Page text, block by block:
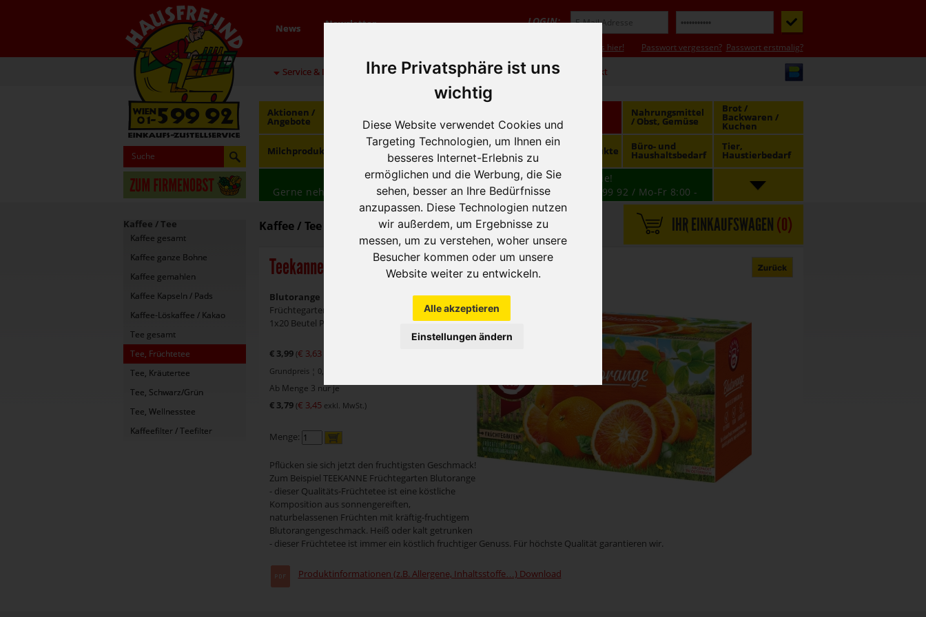
Ihre Privatsphäre ist uns
wichtig
Diese Website verwendet Cookies und
Targeting Technologien, um Ihnen ein
besseres Internet-Erlebnis zu
ermöglichen und die Werbung, die Sie
sehen, besser an Ihre Bedürfnisse
anzupassen. Diese Technologien nutzen
wir außerdem, um Ergebnisse zu
messen, um zu verstehen, woher unsere
Besucher kommen oder um unsere
Website weiter zu entwickeln.
Alle akzeptieren
Einstellungen ändern
News Newsletter LOGIN:
Neukunde? Infos hier! Passwort vergessen? Passwort erstmalig?
Service & Infos 01 / 599 92 office@hausfreund.at Kontakt
Aktionen /
Angebote alkoholfrei alkoholisch
Nahrungsmittel
/ Obst, Gemüse
Brot /
Backwaren /
Kuchen
Milchprodukte
Tiefkühlprodukte Süsswaren /
Knabbereien Hygieneprodukte Büro- und
Haushaltsbedarf
Tier,
Haustierbedarf
Wir haben freie und zeitnahe Liefertermine für Sie!
Gerne nehmen wir IhreBESTELLUNGauch TELEFONISCH
auf: 01 599 92 / Mo-Fr 8:00 -
16:30
Kaffee / Tee
Kaffee gesamt
Kaffee ganze Bohne
Kaffee gemahlen
Kaffee Kapseln / Pads
Kaffee-Löskaffee / Kakao
Tee gesamt
Tee, Früchtetee
Tee, Kräutertee
Tee, Schwarz/Grün
Tee, Wellnesstee
Kaffeefilter / Teefilter
Kaffee / Tee - Tee, Früchtetee IHR EINKAUFSWAGEN(0)
Teekanne Tee Früchtetee
Blutorange
Früchtegarten
1x20 Beutel Packung
€ 3,99 (€ 3,63
Grundpreis ¦ 0,2 je 1 Beutel
Ab Menge 3 nur je
€ 3,79 (€ 3,45 exkl. MwSt.)
Menge:
Pflücken sie sich jetzt den fruchtigsten Geschmack!
Zum Beispiel TEEKANNE Früchtegarten Blutorange
- dieser Qualitäts-Früchtetee ist eine köstliche
Komposition aus sonnengereiften,
naturbelassenen Früchten mit kräftig-fruchtigem
Blutorangengeschmack. Heiß oder kalt getrunken
- dieser Früchtetee ist immer ein köstlich fruchtiger Genuss. Für höchste Qualität garantieren wir.
Produktinformationen (z.B. Allergene, Inhaltsstoffe…) Download